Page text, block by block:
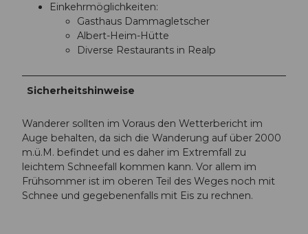
Einkehrmöglichkeiten:
Gasthaus Dammagletscher
Albert-Heim-Hütte
Diverse Restaurants in Realp
Sicherheitshinweise
Wanderer sollten im Voraus den Wetterbericht im
Auge behalten, da sich die Wanderung auf über 2000
m.ü.M. befindet und es daher im Extremfall zu
leichtem Schneefall kommen kann. Vor allem im
Frühsommer ist im oberen Teil des Weges noch mit
Schnee und gegebenenfalls mit Eis zu rechnen.